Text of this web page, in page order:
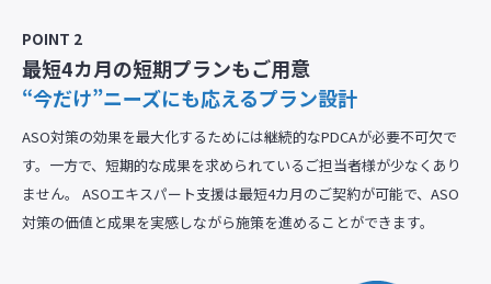
POINT 2
最短4カ月の短期プランもご用意
“今だけ”ニーズにも応えるプラン設計
ASO対策の効果を最大化するためには継続的なPDCAが必要不可欠で
す。一方で、短期的な成果を求められているご担当者様が少なくあり
ません。 ASOエキスパート支援は最短4カ月のご契約が可能で、ASO
対策の価値と成果を実感しながら施策を進めることができます。